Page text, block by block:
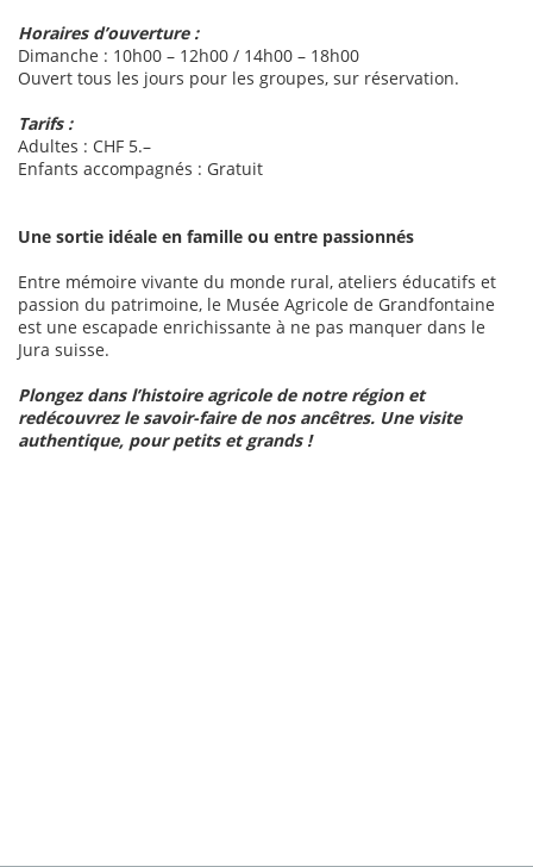
Horaires d’ouverture :
Dimanche : 10h00 – 12h00 / 14h00 – 18h00
Ouvert tous les jours pour les groupes, sur réservation.
Tarifs :
Adultes : CHF 5.–
Enfants accompagnés : Gratuit
Une sortie idéale en famille ou entre passionnés
Entre mémoire vivante du monde rural, ateliers éducatifs et
passion du patrimoine, le Musée Agricole de Grandfontaine
est une escapade enrichissante à ne pas manquer dans le
Jura suisse.
Plongez dans l’histoire agricole de notre région et
redécouvrez le savoir-faire de nos ancêtres. Une visite
authentique, pour petits et grands !